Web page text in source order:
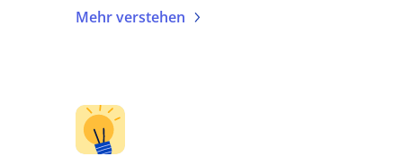
Mehr verstehen